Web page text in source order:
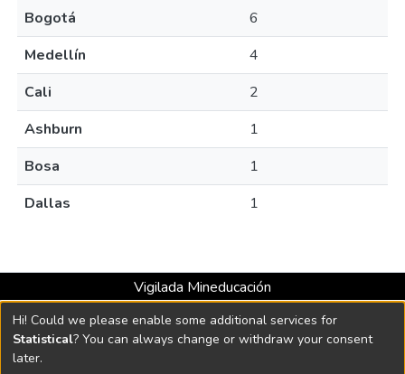
Bogotá
6
Medellín
4
Cali
2
Ashburn
1
Bosa
1
Dallas
1
Vigilada Mineducación
Universidad con Acreditación Institucional hasta 2026 -
Resolución MEN 2158 de 2018
Hi! Could we please enable some additional services for
Statistical? You can always change or withdraw your consent
later.